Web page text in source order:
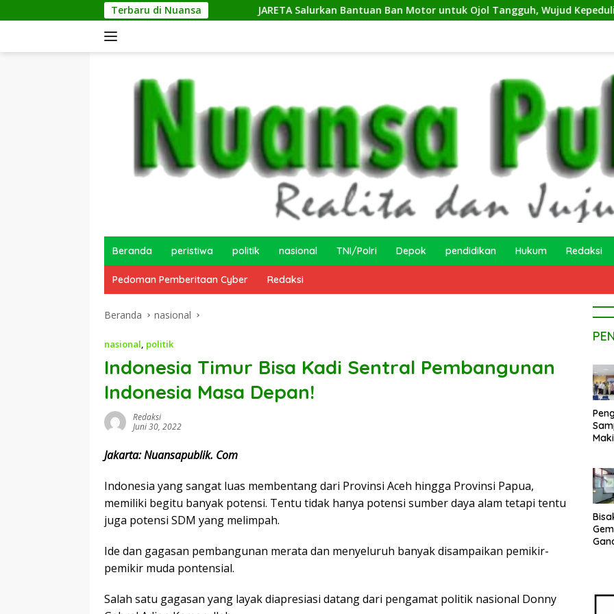
ke
Terbaru di NuansaJARETA Salurkan Bantuan Ban Motor untuk Ojol Tangguh, Wujud Kepedulian terhadap
Beranda peristiwa politik nasional TNI/Polri Depok pendidikan Hukum Redaksi
Pedoman Pemberitaan Cyber Redaksi
Beranda nasional
nasional, politik
Indonesia Timur Bisa Kadi Sentral Pembangunan
Indonesia Masa Depan!
Redaksi
Juni 30, 2022
Jakarta: Nuansapublik. Com
Indonesia yang sangat luas membentang dari Provinsi Aceh hingga Provinsi Papua,
memiliki begitu banyak potensi. Tentu tidak hanya potensi sumber daya alam tetapi tentu
juga potensi SDM yang melimpah.
Ide dan gagasan pembangunan merata dan menyeluruh banyak disampaikan pemikir-
pemikir muda pontensial.
Salah satu gagasan yang layak diapresiasi datang dari pengamat politik nasional Donny